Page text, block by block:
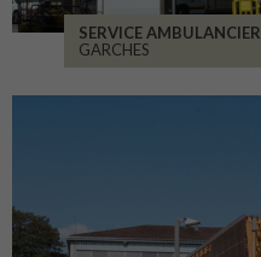
SERVICE AMBULANCIER
GARCHES